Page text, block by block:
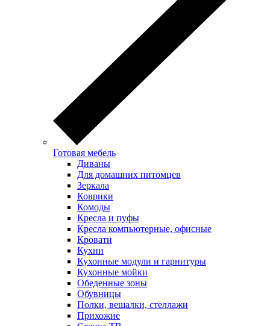
Готовая мебель
Диваны
Для домашних питомцев
Зеркала
Коврики
Комоды
Кресла и пуфы
Кресла компьютерные, офисные
Кровати
Кухни
Кухонные модули и гарнитуры
Кухонные мойки
Обеденные зоны
Обувницы
Полки, вешалки, стеллажи
Прихожие